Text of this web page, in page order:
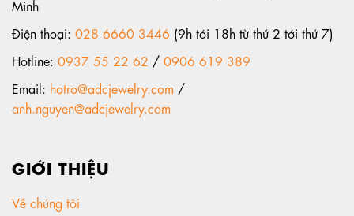
Minh
Điện thoại: 028 6660 3446 (9h tới 18h từ thứ 2 tới thứ 7)
Hotline: 0937 55 22 62 / 0906 619 389
Email: hotro@adcjewelry.com /
anh.nguyen@adcjewelry.com
GIỚI THIỆU
Về chúng tôi